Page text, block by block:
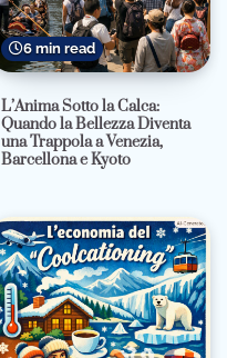
6 min read
L’Anima Sotto la Calca:
Quando la Bellezza Diventa
una Trappola a Venezia,
Barcellona e Kyoto